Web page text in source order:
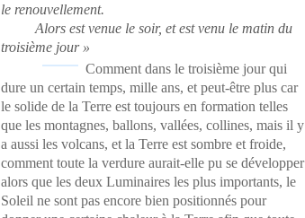
le renouvellement.
Alors est venue le soir, et est venu le matin du
troisième jour »
Comment dans le troisième jour qui
dure un certain temps, mille ans, et peut-être plus car
le solide de la Terre est toujours en formation telles
que les montagnes, ballons, vallées, collines, mais il y
a aussi les volcans, et la Terre est sombre et froide,
comment toute la verdure aurait-elle pu se développer
alors que les deux Luminaires les plus importants, le
Soleil ne sont pas encore bien positionnés pour